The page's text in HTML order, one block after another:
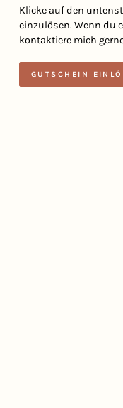
Klicke auf den
einzulösen. Wenn du
kontaktiere mich
GUTSCHEIN